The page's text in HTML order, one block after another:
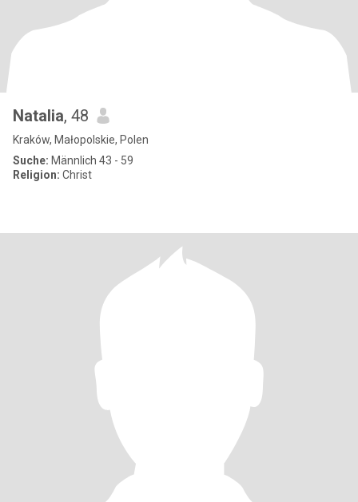
Natalia, 48
Kraków, Małopolskie, Polen
Suche: Männlich 43 - 59
Religion: Christ